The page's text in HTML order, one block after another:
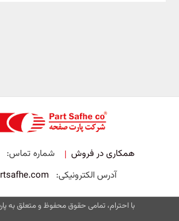
همکاری در فروش | شماره تماس:
آدرس الکترونیکی:
با احترام، تمامی حقوق محفوظ و متعلق به